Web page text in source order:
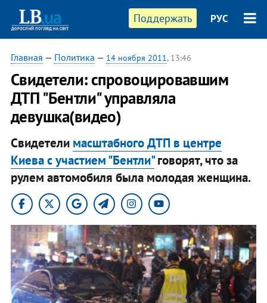
Поддержать РУС
Главная — Политика — 14 ноября 2011, 13:46
Свидетели: спровоцировавшим
ДТП "Бентли" управляла
девушка(видео)
Свидетели масштабного ДТП в центре
Киева с участием "Бентли"говорят, что за
рулем автомобиля была молодая женщина.